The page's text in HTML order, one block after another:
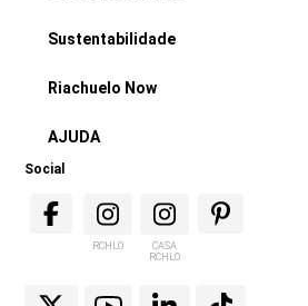
Sustentabilidade
Riachuelo Now
AJUDA
Social
RCHLO
CASA
RCHLO